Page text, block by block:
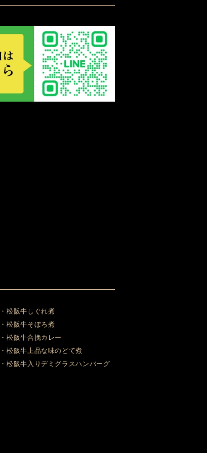
・松阪牛しぐれ煮
・松阪牛そぼろ煮
・松阪牛合挽カレー
・松阪牛上品な味のどて煮
・松阪牛入りデミグラスハンバーグ